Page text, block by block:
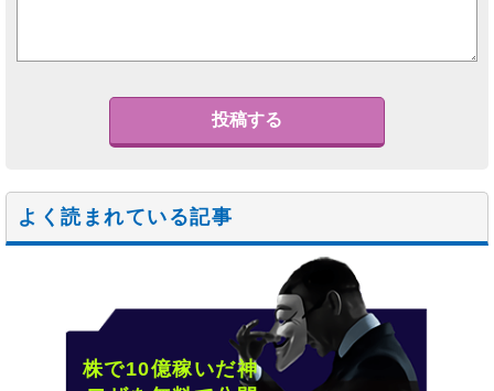
よく読まれている記事
株で10億稼いだ神